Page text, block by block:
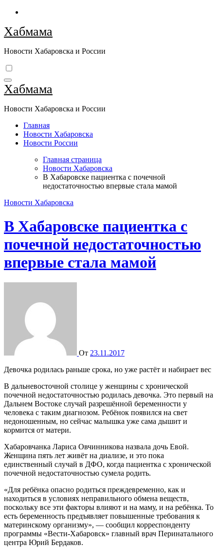
Перейти
содержимому
Хабмама
Новости Хабаровска и России
Хабмама
Новости Хабаровска и России
Главная
Новости Хабаровска
Новости России
Главная страница
Новости Хабаровска
В Хабаровске пациентка с почечной
недостаточностью впервые стала мамой
Новости Хабаровска
В Хабаровске пациентка с
почечной недостаточностью
впервые стала мамой
От 23.11.2017
Девочка родилась раньше срока, но уже растёт и набирает вес
В дальневосточной столице у женщины с хронической
почечной недостаточностью родилась девочка. Это первый на
Дальнем Востоке случай разрешённой беременности у
человека с таким диагнозом. Ребёнок появился на свет
недоношенным, но сейчас малышка уже сама дышит и
кормится от матери.
Хабаровчанка Лариса Овчинникова назвала дочь Евой.
Женщина пять лет живёт на диализе, и это пока
единственный случай в ДФО, когда пациентка с хронической
почечной недостаточностью сумела родить.
«Для ребёнка опасно родиться преждевременно, как и
находиться в условиях неправильного обмена веществ,
поскольку все эти факторы влияют и на маму, и на ребёнка. То
есть беременность предъявляет повышенные требования к
материнскому организму», — сообщил корреспонденту
программы «Вести-Хабаровск» главный врач Перинатального
центра Юрий Бердаков.